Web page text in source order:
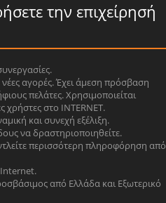
την επιχείρησή
νέες αγορές. Έχει άμεση πρόσβαση
πελάτες. Χρησιμοποιείται
χρήστες στο INTERNET.
και συνεχή εξέλιξη.
να δραστηριοποιηθείτε.
περισσότερη πληροφόρηση από
Internet.
από Ελλάδα και Εξωτερικό